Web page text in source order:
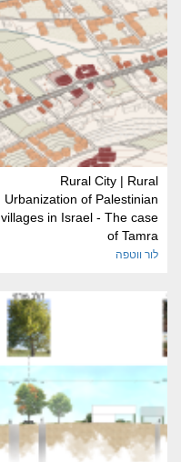
Rural City | Rural
Urbanization of Palestinian
villages in Israel - The case
of Tamra
לור ווטפה